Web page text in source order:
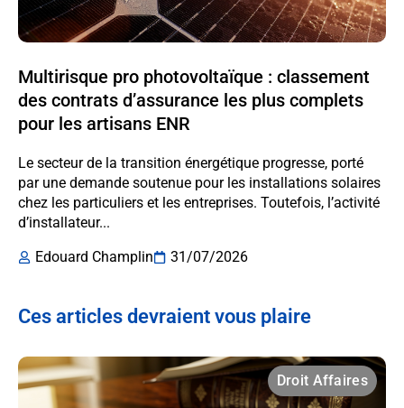
Multirisque pro photovoltaïque : classement
des contrats d’assurance les plus complets
pour les artisans ENR
Le secteur de la transition énergétique progresse, porté
par une demande soutenue pour les installations solaires
chez les particuliers et les entreprises. Toutefois, l’activité
d’installateur...
Edouard Champlin
31/07/2026
Ces articles devraient vous plaire
Droit Affaires